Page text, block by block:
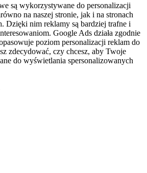
są wykorzystywane do personalizacji
na naszej stronie, jak i na stronach
Dzięki nim reklamy są bardziej trafne i
Google Ads działa zgodnie
poziom personalizacji reklam do
zdecydować, czy chcesz, aby Twoje
do wyświetlania spersonalizowanych